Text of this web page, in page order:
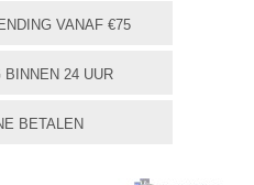
VANAF €75
BINNEN 24 UUR
BETALEN